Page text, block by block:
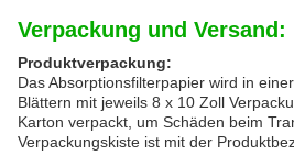
Verpackung und Versand:
Produktverpackung:
Das Absorptionsfilterpapier wird in
Blättern mit jeweils 8 x 10 Zoll
Karton verpackt, um Schäden beim
Verpackungskiste ist mit der